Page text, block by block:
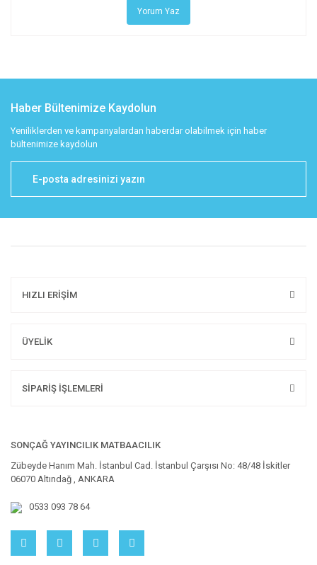
Yorum Yaz
Haber Bültenimize Kaydolun
Yeniliklerden ve kampanyalardan haberdar olabilmek için haber
bültenimize kaydolun
HIZLI ERİŞİM
ÜYELİK
SİPARİŞ İŞLEMLERİ
SONÇAĞ YAYINCILIK MATBAACILIK
Zübeyde Hanım Mah. İstanbul Cad. İstanbul Çarşısı No: 48/48 İskitler
06070 Altındağ , ANKARA
0533 093 78 64